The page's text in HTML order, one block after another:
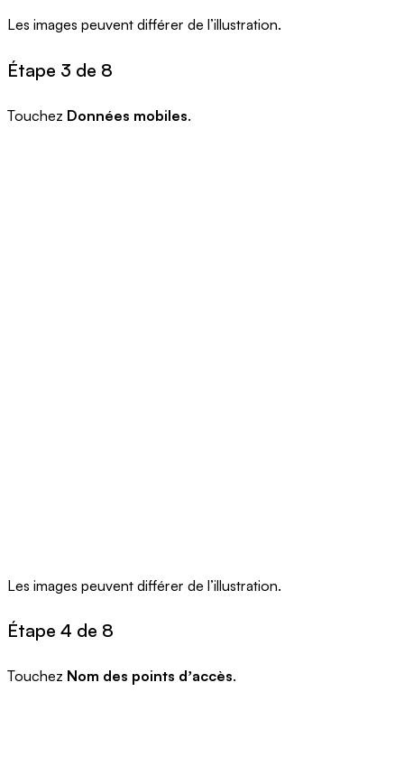
Les images peuvent différer de l’illustration.
Étape 3 de 8
Touchez Données mobiles.
Les images peuvent différer de l’illustration.
Étape 4 de 8
Touchez Nom des points dʼaccès.